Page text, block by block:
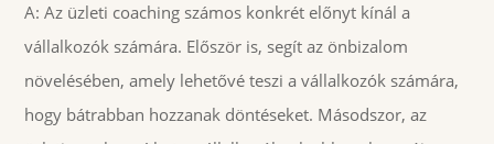
A: Az üzleti coaching számos konkrét előnyt kínál a
vállalkozók számára. Először is, segít az önbizalom
növelésében, amely lehetővé teszi a vállalkozók számára,
hogy bátrabban hozzanak döntéseket. Másodszor, az